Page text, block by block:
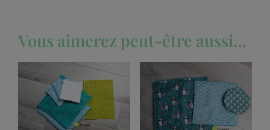
Vous aimerez peut-être aussi…